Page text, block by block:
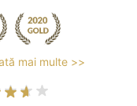
mai multe >>